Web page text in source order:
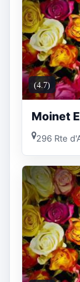
(4.7)
Moinet
296 Rte